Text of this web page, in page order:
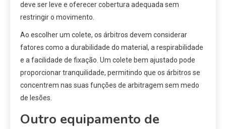
deve ser leve e oferecer cobertura adequada sem
restringir o movimento.
Ao escolher um colete, os árbitros devem considerar
fatores como a durabilidade do material, a respirabilidade
e a facilidade de fixação. Um colete bem ajustado pode
proporcionar tranquilidade, permitindo que os árbitros se
concentrem nas suas funções de arbitragem sem medo
de lesões.
Outro equipamento de